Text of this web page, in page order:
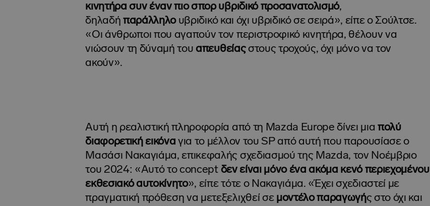
κινητήρα συν έναν πιο σπορ υβριδικό προσανατολισμό,
δηλαδήπαράλληλουβριδικό και όχι υβριδικό σε σειρά», είπε ο Σούλτσε.
«Οι άνθρωποι που αγαπούν τον περιστροφικό κινητήρα, θέλουν να
νιώσουν τη δύναμή του απευθείαςστους τροχούς, όχι μόνο να τον
ακούν».
Αυτή η ρεαλιστική πληροφορία από τη Mazda Europe δίνει μια πολύ
διαφορετική εικόνα για το μέλλον του SP από αυτή που παρουσίασε ο
Μασάσι Νακαγιάμα, επικεφαλής σχεδιασμού της Mazda, τον Νοέμβριο
του 2024: «Αυτό το concept δεν είναι μόνο ένα ακόμα κενό περιεχομένου
εκθεσιακό αυτοκίνητο», είπε τότε ο Νακαγιάμα. «Έχει σχεδιαστεί με
πραγματική πρόθεση να μετεξελιχθεί σε μοντέλο παραγωγής στο όχι και